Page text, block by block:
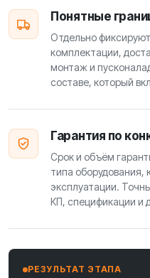
Понятные
Отдельно
комплектации,
монтаж и
составе, который
Гарантия по
Срок и объём
типа оборудования,
эксплуатации.
КП, спецификации и
РЕЗУЛЬТАТ ЭТАПА